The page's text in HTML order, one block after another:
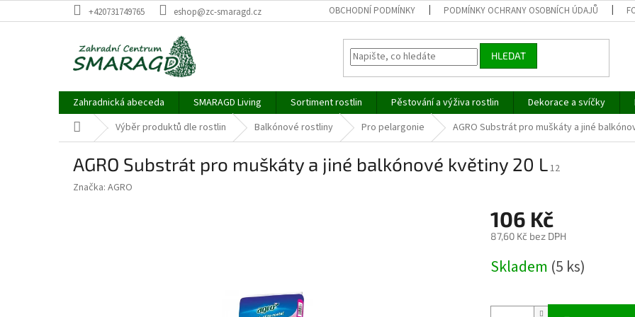
na
+420731749765 eshop@zc-smaragd.cz OBCHODNÍ PODMÍNKY PODMÍNKY OCHRANY OSOBNÍCH ÚDAJŮ
HLEDAT
Zahradnická abeceda SMARAGD Living Sortiment rostlin Pěstování a výživa rostlin Dekorace a svíčky
Domů Výběr produktů dle rostlin Balkónové rostliny Pro pelargonie AGRO Substrát pro muškáty a jiné
AGRO Substrát pro muškáty a jiné balkónové květiny 20 L12
Značka: AGRO
106 Kč
87,60 Kč bez DPH
cena:
Skladem (5 ks)